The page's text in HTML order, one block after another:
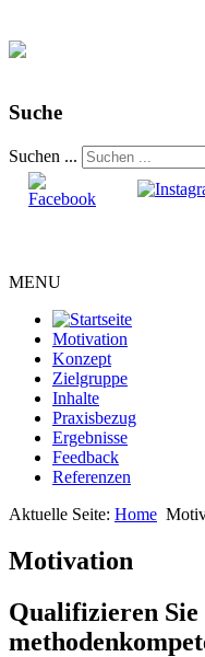
Suche
Suchen ...
MENU
Motivation
Konzept
Zielgruppe
Inhalte
Praxisbezug
Ergebnisse
Feedback
Referenzen
Aktuelle Seite: Home
Motivation
Qualifizieren Sie